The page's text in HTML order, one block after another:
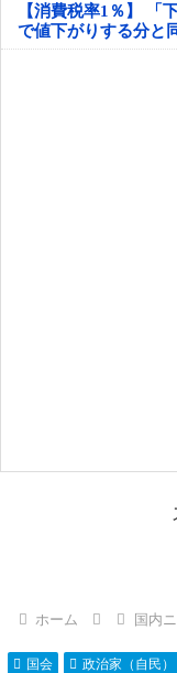
【消費税率1％】
で値下がりする分と
えない店も
ホーム 国内
国会 政治家（自民）